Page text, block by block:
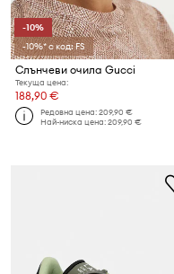
-10%
-10%* с код: FS
Слънчеви очила Gucci
Текуща цена:
188,90 €
Редовна цена:209,90 €
Най-ниска цена:209,90 €